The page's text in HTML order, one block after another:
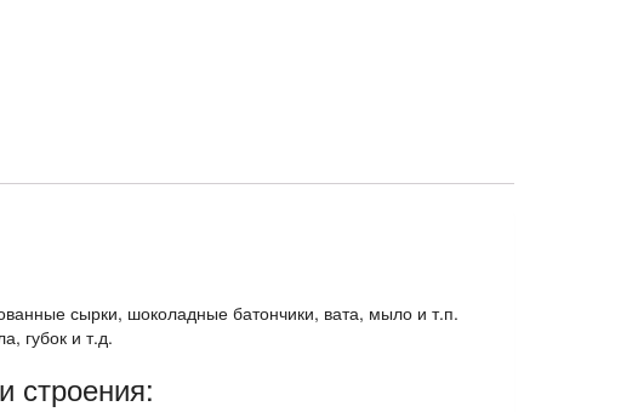
сырки, шоколадные батончики, вата, мыло и т.п.
губок и т.д.
строения: